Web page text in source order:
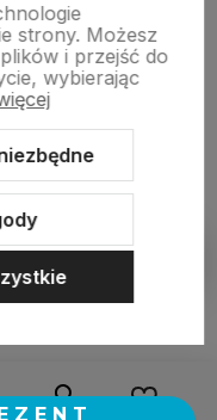
Shoper Modern 3.0™
strony. Możesz
i przejść do
wybierając